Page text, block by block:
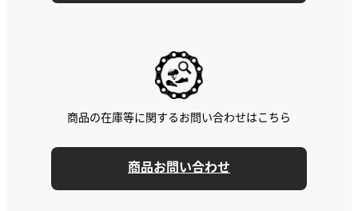
商品の在庫等に関するお問い合わせはこちら
商品お問い合わせ